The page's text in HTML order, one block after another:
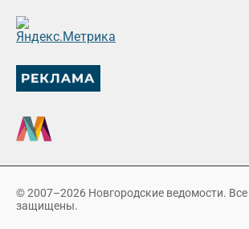
© 2007–2026 Новгородские ведомости.
защищены.